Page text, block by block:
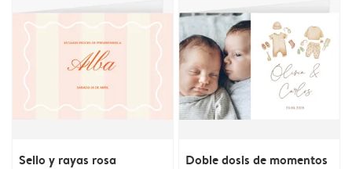
Sello y rayas rosa
Doble dosis de momentos